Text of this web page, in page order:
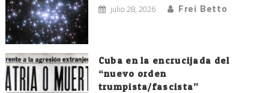
julio 28, 2026 Frei Betto
Cuba en la encrucijada del
“nuevo orden
trumpista/fascista”